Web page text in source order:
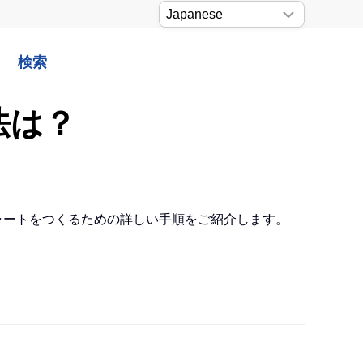
検索
？
トをつくるための詳しい手順をご紹介します。